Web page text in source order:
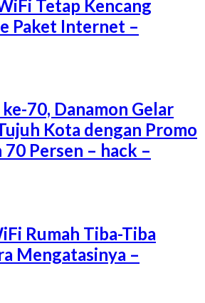
Tetap Kencang
Paket Internet –
70, Danamon Gelar
Kota dengan Promo
Persen – hack –
Rumah Tiba-Tiba
Mengatasinya –